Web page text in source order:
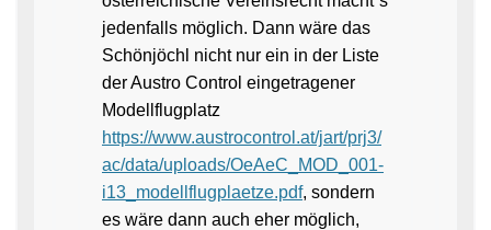
jedenfalls möglich. Dann wäre das
Schönjöchl nicht nur ein in der Liste
der Austro Control eingetragener
Modellflugplatz
https://www.austrocontrol.at/jart/prj3/
ac/data/uploads/OeAeC_MOD_001-
i13_modellflugplaetze.pdf, sondern
es wäre dann auch eher möglich,